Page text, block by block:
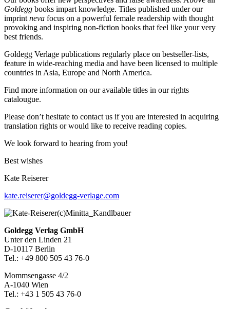
Goldegg books impart knowledge. Titles published under our
imprint neva focus on a powerful female readership with thought
provoking and inspiring non-fiction books that feel like your very
best friends.
Goldegg Verlage publications regularly place on bestseller-lists,
feature in wide-reaching media and have been licensed to multiple
countries in Asia, Europe and North America.
Find more information on our available titles in our rights
catalougue.
Please don’t hesitate to contact us if you are interested in acquiring
translation rights or would like to receive reading copies.
We look forward to hearing from you!
Best wishes
Kate Reiserer
kate.reiserer@goldegg-verlage.com
Footer-
Section
Goldegg Verlag GmbH
Unter den Linden 21
D-10117 Berlin
Tel.: +49 800 505 43 76-0
Mommsengasse 4/2
A-1040 Wien
Tel.: +43 1 505 43 76-0